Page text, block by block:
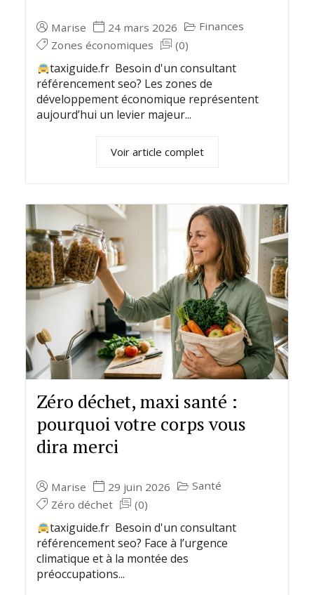
Marise 24 mars 2026
Finances
Zones économiques
(0)
taxiguide.fr Besoin d'un consultant
référencement seo? Les zones de
développement économique représentent
aujourd’hui un levier majeur...
Voir article complet
Zéro déchet, maxi santé :
pourquoi votre corps vous
dira merci
Marise 29 juin 2026
Santé
Zéro déchet
(0)
taxiguide.fr Besoin d'un consultant
référencement seo? Face à l’urgence
climatique et à la montée des
préoccupations...